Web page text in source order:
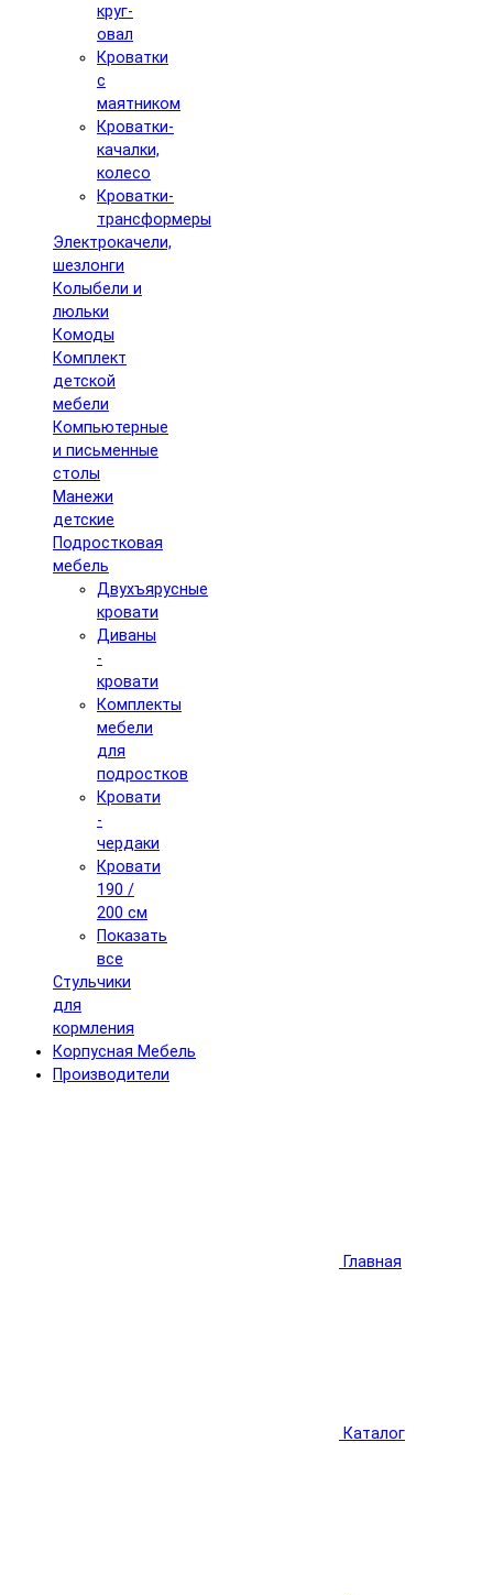
круг-
овал
Кроватки
с
маятником
Кроватки-
качалки,
колесо
Кроватки-
трансформеры
Электрокачели,
шезлонги
Колыбели и
люльки
Комоды
Комплект
детской
мебели
Компьютерные
и письменные
столы
Манежи
детские
Подростковая
мебель
Двухъярусные
кровати
Диваны
-
кровати
Комплекты
мебели
для
подростков
Кровати
-
чердаки
Кровати
190 /
200 см
Показать
все
Стульчики
для
кормления
Корпусная Мебель
Производители
Главная
Каталог